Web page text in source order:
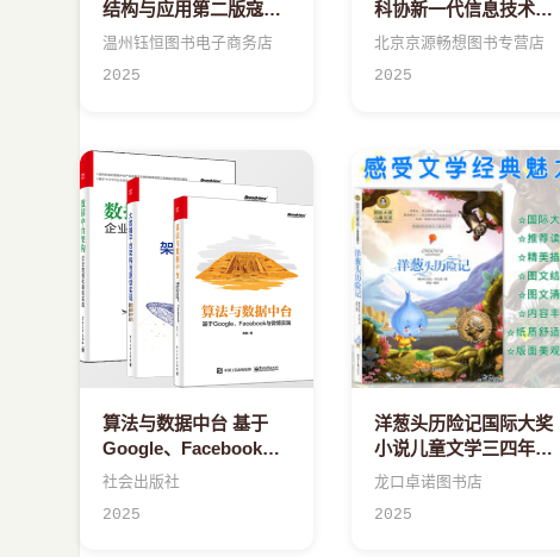
结构与应用第二版寇晓
蕤,王清贤高等教育信息
温州钰恒图书电子商务店
2025
科协新一代信息技术系
列丛书非计算机类工科
北京京源畅想图书专营店
2025
算法与数据中台 基于
Google、Facebook与
微博实践
社会出版社
2025
洋葱头历险记国际大奖
小说儿童文学三四年级
课外阅读必读书老师推
荐书籍小学生课外阅读
龙口卓诺图书店
2025